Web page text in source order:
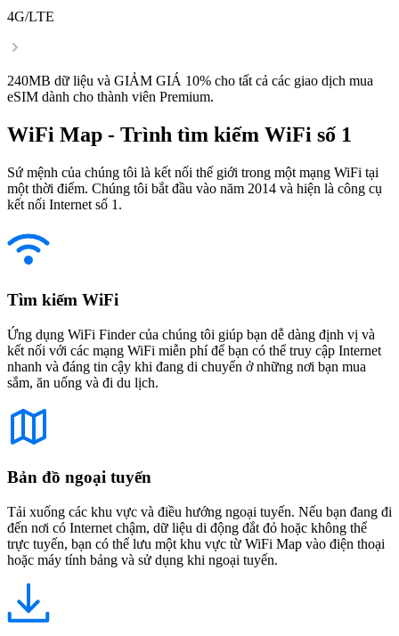
4G/LTE
240MB dữ liệu và GIẢM GIÁ 10% cho tất cả các giao dịch mua
eSIM dành cho thành viên Premium.
WiFi Map - Trình tìm kiếm WiFi số 1
Sứ mệnh của chúng tôi là kết nối thế giới trong một mạng WiFi tại
một thời điểm. Chúng tôi bắt đầu vào năm 2014 và hiện là công cụ
kết nối Internet số 1.
Tìm kiếm WiFi
Ứng dụng WiFi Finder của chúng tôi giúp bạn dễ dàng định vị và
kết nối với các mạng WiFi miễn phí để bạn có thể truy cập Internet
nhanh và đáng tin cậy khi đang di chuyển ở những nơi bạn mua
sắm, ăn uống và đi du lịch.
Bản đồ ngoại tuyến
Tải xuống các khu vực và điều hướng ngoại tuyến. Nếu bạn đang đi
đến nơi có Internet chậm, dữ liệu di động đắt đỏ hoặc không thể
trực tuyến, bạn có thể lưu một khu vực từ WiFi Map vào điện thoại
hoặc máy tính bảng và sử dụng khi ngoại tuyến.